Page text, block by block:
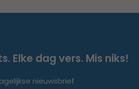
Elke dag vers. Mis niks!
nieuwsbrief